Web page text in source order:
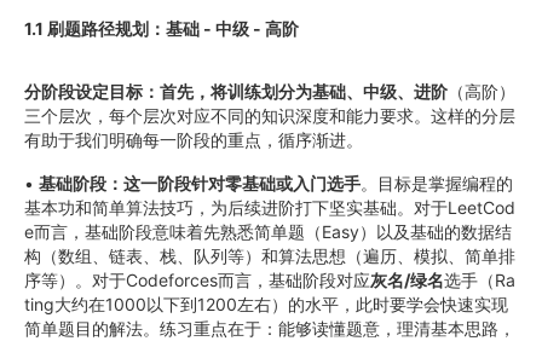
1.1 刷题路径规划：基础 - 中级 - 高阶
分阶段设定目标：首先，将训练划分为基础、中级、进阶 （高阶）
三个层次，每个层次对应不同的知识深度和能力要求。这样的分层
有助于我们明确每一阶段的重点，循序渐进。
• 基础阶段：这一阶段针对零基础或入门选手。目标是掌握编程的
基本功和简单算法技巧，为后续进阶打下坚实基础。对于LeetCod
e而言，基础阶段意味着先熟悉简单题（Easy）以及基础的数据结
构（数组、链表、栈、队列等）和算法思想（遍历、模拟、简单排
序等）。对于Codeforces而言，基础阶段对应灰名/绿名选手（Ra
ting大约在1000以下到1200左右）的水平，此时要学会快速实现
简单题目的解法。练习重点在于：能够读懂题意，理清基本思路，